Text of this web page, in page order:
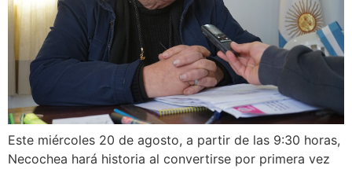
Este miércoles 20 de agosto, a partir de las 9:30 horas,
Necochea hará historia al convertirse por primera vez